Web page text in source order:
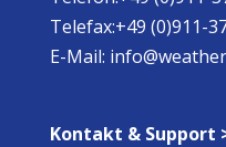
Telefax:+49 (0)911-
E-Mail:
Kontakt & Support